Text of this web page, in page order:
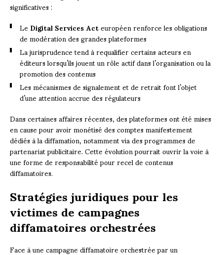
significatives :
LeDigital Services Acteuropéen renforce les obligations
de modération des grandes plateformes
La jurisprudence tend à requalifier certains acteurs en
éditeurs lorsqu’ils jouent un rôle actif dans l’organisation ou la
promotion des contenus
Les mécanismes de signalement et de retrait font l’objet
d’une attention accrue des régulateurs
Dans certaines affaires récentes, des plateformes ont été mises
en cause pour avoir monétisé des comptes manifestement
dédiés à la diffamation, notamment via des programmes de
partenariat publicitaire. Cette évolution pourrait ouvrir la voie à
une forme de responsabilité pour recel de contenus
diffamatoires.
Stratégies juridiques pour les
victimes de campagnes
diffamatoires orchestrées
Face à une campagne diffamatoire orchestrée par un